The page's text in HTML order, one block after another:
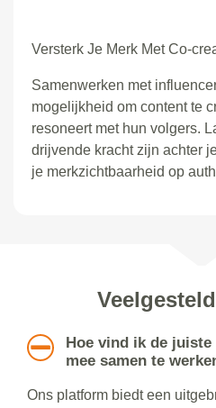
Versterk Je Merk Met Co-
Samenwerken met
mogelijkheid om content te
resoneert met hun volgers.
drijvende kracht zijn achter
je merkzichtbaarheid op
Hoe vind ik de
mee samen te
Ons platform biedt een